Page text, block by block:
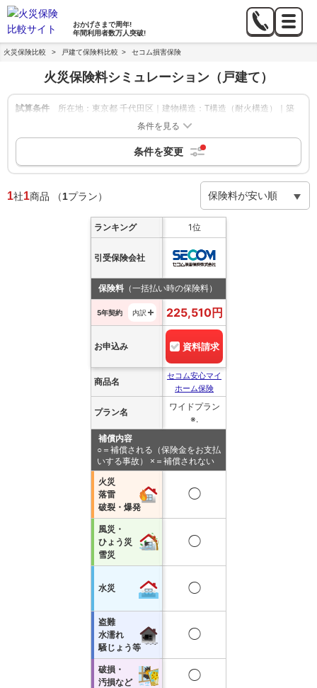
おかげさまで周年!
年間利用者数万人突破!
火災保険比較 > 戸建て保険料比較 > セコム損害保険
火災保険料シミュレーション （戸建て）
試算条件
所在地：東京都 千代田区｜建物構造：T構造（耐火構造）｜築
年数：新築｜建物の保険金額：2,000万円｜家財補償：500万円
｜地震保険：あり
保険期間：5年|補償内容：火災、落雷、破裂・爆
発,風災・ひょう災、雪災,水災,盗難、水濡れ、騒じょう、外部
保険会社：セコム損害保険
条件を見る
条件を変更
1社1商品 （1プラン）
ランキング 1位
引受保険会社
保険料 （一括払い時の保険料）
5年契約 内訳 225,510円
お申込み 資料請求
商品名
セコム安心マイ
ホーム保険
プラン名
ワイドプラン
※.
補償内容
○＝補償される（保険金をお支払
いする事故） ×＝補償されない
火災
落雷
破裂・爆発
◯
風災・
ひょう災
雪災
◯
水災 ◯
盗難
水濡れ
騒じょう等
◯
破損・
汚損など
◯